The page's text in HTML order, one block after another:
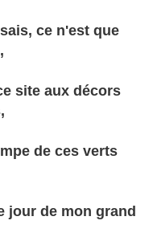
ce n'est que
site aux décors
de ces verts
jour de mon grand